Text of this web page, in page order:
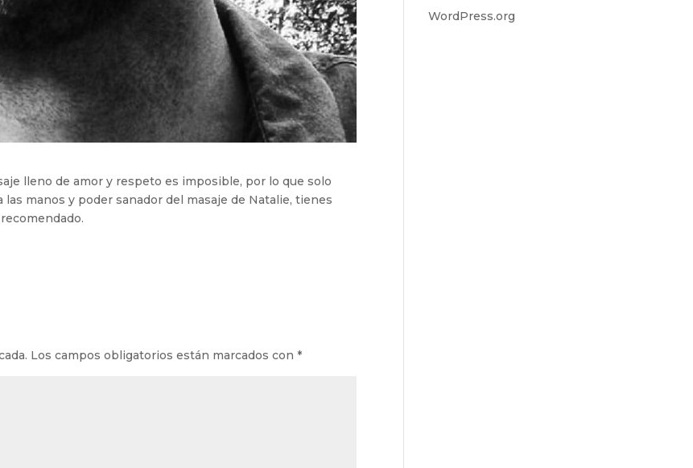
lleno de amor y respeto es imposible, por lo que solo
manos y poder sanador del masaje de Natalie, tienes
Los campos obligatorios están marcados con*
WordPress.org